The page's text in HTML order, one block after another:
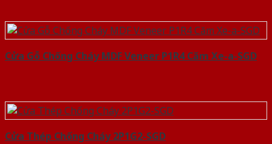
Cửa Gỗ Chống Cháy MDF Veneer P1R4 Căm Xe-a-SGD
Cửa Thép Chống Cháy 2P1G2-SGD